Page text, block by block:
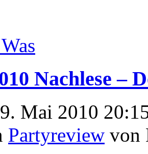
Nachlese –
Mai 2010
Partyreview von